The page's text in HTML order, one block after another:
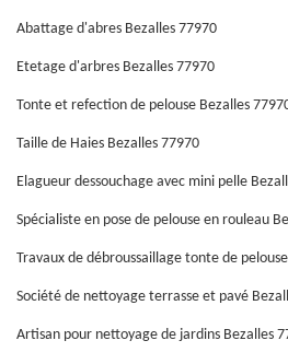
Abattage d'abres Bezalles 77970
Etetage d'arbres Bezalles 77970
Tonte et refection de pelouse Bezalles
Taille de Haies Bezalles 77970
Elagueur dessouchage avec mini pelle
Spécialiste en pose de pelouse en rouleau
Travaux de débroussaillage tonte de
Société de nettoyage terrasse et pavé
Artisan pour nettoyage de jardins Bezalles